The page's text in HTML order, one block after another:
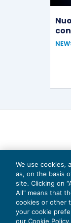
We use cookies,
as, on the basis
site. Clicking on
All" means that
cookies or other
your cookie
our Cookie Policy.